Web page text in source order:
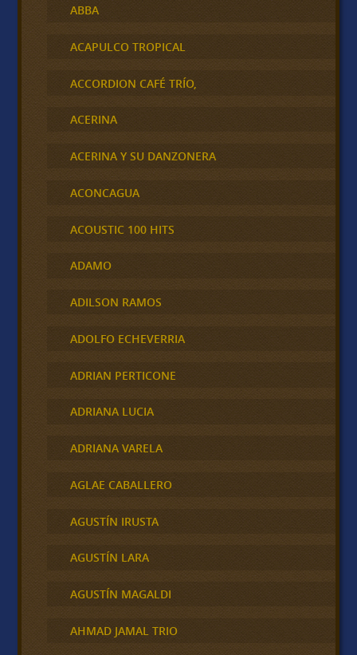
ABBA
ACAPULCO TROPICAL
ACCORDION CAFÉ TRÍO,
ACERINA
ACERINA Y SU DANZONERA
ACONCAGUA
ACOUSTIC 100 HITS
ADAMO
ADILSON RAMOS
ADOLFO ECHEVERRIA
ADRIAN PERTICONE
ADRIANA LUCIA
ADRIANA VARELA
AGLAE CABALLERO
AGUSTÍN IRUSTA
AGUSTÍN LARA
AGUSTÍN MAGALDI
AHMAD JAMAL TRIO